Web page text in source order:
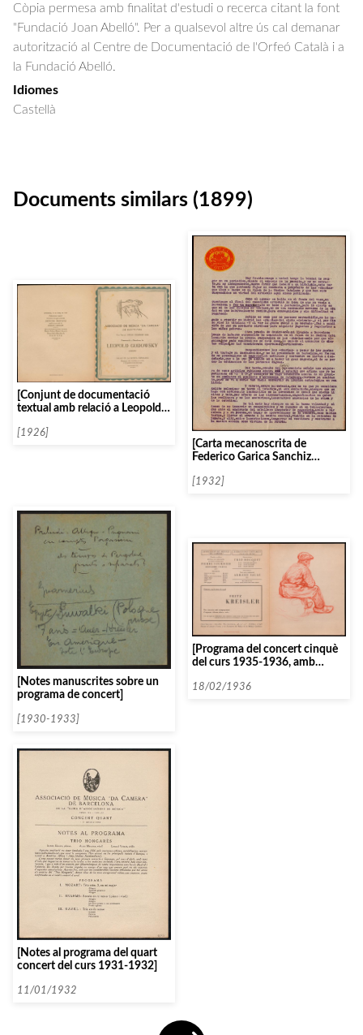
Còpia permesa amb finalitat d'estudi o recerca citant la font
"Fundació Joan Abelló". Per a qualsevol altre ús cal demanar
autorització al Centre de Documentació de l'Orfeó Català i a
la Fundació Abelló.
Idiomes
Castellà
Documents similars (1899)
[Conjunt de documentació
textual amb relació a Leopold
[1926]
[Carta mecanoscrita de
Federico Garica Sanchiz
xerrades]
[1932]
[Notes manuscrites sobre un
programa de concert]
[1930-1933]
[Programa del concert cinquè
del curs 1935-1936, amb
Barcelona i Isabel Marti-Colin
18/02/1936
[Notes al programa del quart
concert del curs 1931-1932]
11/01/1932